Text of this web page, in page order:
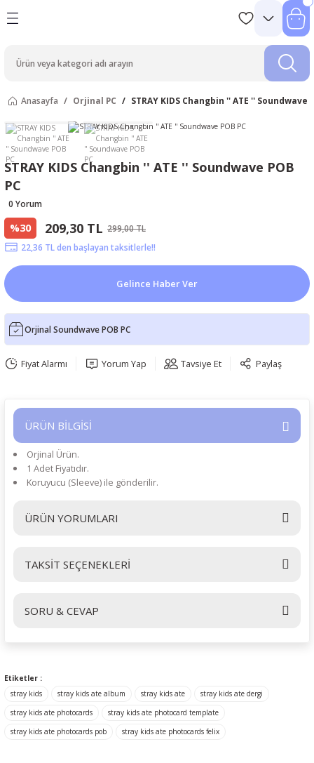
Anasayfa Orjinal PC STRAY KIDS Changbin '' ATE '' Soundwave
STRAY KIDS Changbin '' ATE '' Soundwave POB
PC
0 Yorum
%30 209,30 TL 299,00 TL
22,36 TL den başlayan taksitlerle!!
Gelince Haber Ver
Orjinal Soundwave POB PC
Fiyat Alarmı Yorum Yap Tavsiye Et Paylaş
ÜRÜN BİLGİSİ
Orjinal Ürün.
1 Adet Fiyatıdır.
Koruyucu (Sleeve) ile gönderilir.
ÜRÜN YORUMLARI
Bu ürüne ilk yorumu siz yapın!
TAKSİT SEÇENEKLERİ
SORU & CEVAP
Etiketler :
stray kids
stray kids ate album stray kids ate
stray kids ate dergi
stray kids ate photocards
stray kids ate photocard template
stray kids ate photocards pob
stray kids ate photocards felix